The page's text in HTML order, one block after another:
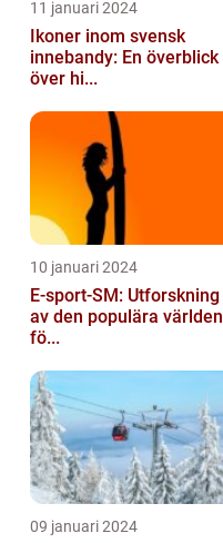
11 januari 2024
Ikoner inom svensk
innebandy: En överblick
över hi...
10 januari 2024
E-sport-SM: Utforskning
av den populära världen
fö...
09 januari 2024